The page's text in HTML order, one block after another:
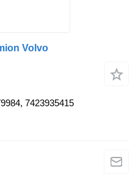
Volvo
7423935415